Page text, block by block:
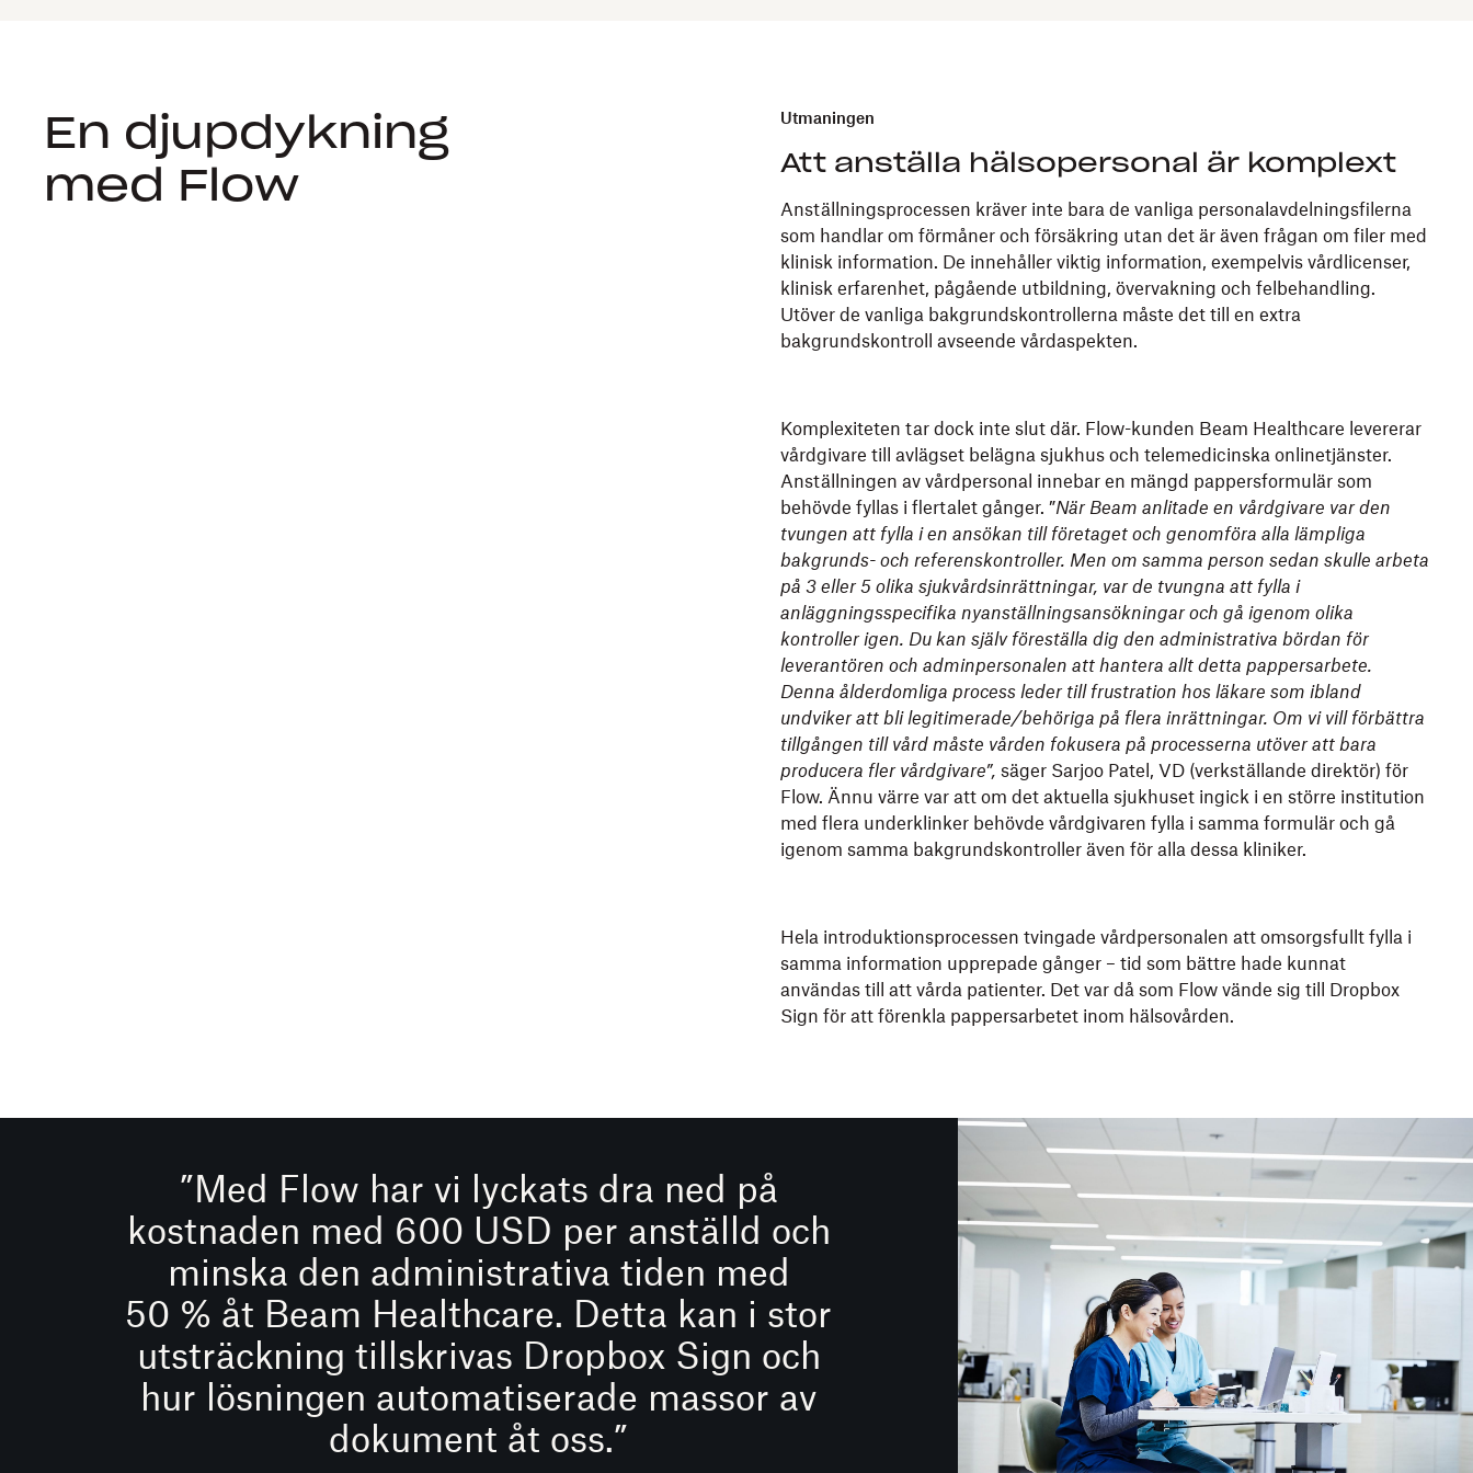
En djupdykning
med Flow
Utmaningen
Att anställa hälsopersonal är komplext
Anställningsprocessen kräver inte bara de vanliga personalavdelningsfilerna
som handlar om förmåner och försäkring utan det är även frågan om filer med
klinisk information. De innehåller viktig information, exempelvis vårdlicenser,
klinisk erfarenhet, pågående utbildning, övervakning och felbehandling.
Utöver de vanliga bakgrundskontrollerna måste det till en extra
bakgrundskontroll avseende vårdaspekten.
Komplexiteten tar dock inte slut där. Flow-kunden Beam Healthcare levererar
vårdgivare till avlägset belägna sjukhus och telemedicinska onlinetjänster.
Anställningen av vårdpersonal innebar en mängd pappersformulär som
behövde fyllas i flertalet gånger. ”När Beam anlitade en vårdgivare var den
tvungen att fylla i en ansökan till företaget och genomföra alla lämpliga
bakgrunds- och referenskontroller. Men om samma person sedan skulle arbeta
på 3 eller 5 olika sjukvårdsinrättningar, var de tvungna att fylla i
anläggningsspecifika nyanställningsansökningar och gå igenom olika
kontroller igen. Du kan själv föreställa dig den administrativa bördan för
leverantören och adminpersonalen att hantera allt detta pappersarbete.
Denna ålderdomliga process leder till frustration hos läkare som ibland
undviker att bli legitimerade/behöriga på flera inrättningar. Om vi vill förbättra
tillgången till vård måste vården fokusera på processerna utöver att bara
producera fler vårdgivare”, säger Sarjoo Patel, VD (verkställande direktör) för
Flow. Ännu värre var att om det aktuella sjukhuset ingick i en större institution
med flera underklinker behövde vårdgivaren fylla i samma formulär och gå
igenom samma bakgrundskontroller även för alla dessa kliniker.
Hela introduktionsprocessen tvingade vårdpersonalen att omsorgsfullt fylla i
samma information upprepade gånger – tid som bättre hade kunnat
användas till att vårda patienter. Det var då som Flow vände sig till Dropbox
Sign för att förenkla pappersarbetet inom hälsovården.
”Med Flow har vi lyckats dra ned på
kostnaden med 600 USD per anställd och
minska den administrativa tiden med
50 % åt Beam Healthcare. Detta kan i stor
utsträckning tillskrivas Dropbox Sign och
hur lösningen automatiserade massor av
dokument åt oss.”